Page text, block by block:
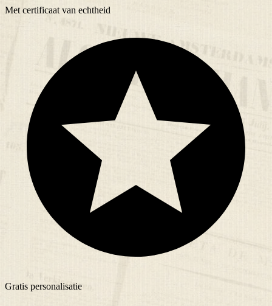
Met certificaat van echtheid
Gratis personalisatie